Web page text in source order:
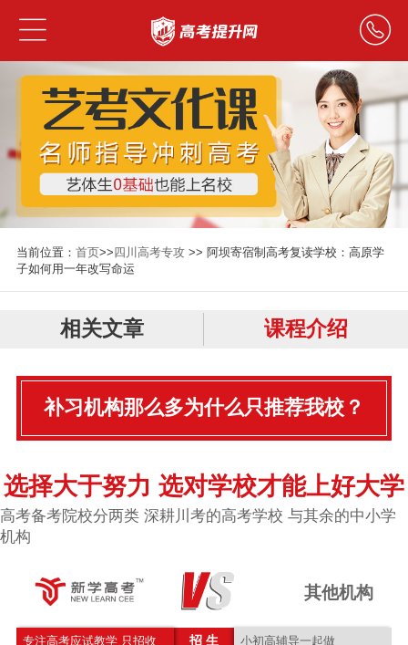
当前位置： 首页>>四川高考专攻>> 阿坝寄宿制高考复读学校：高原学
子如何用一年改写命运
相关文章 课程介绍
补习机构那么多为什么只推荐我校？
选择大于努力 选对学校才能上好大学
高考备考院校分两类 深耕川考的高考学校 与其余的中小学
机构
其他机构
专注高考应试教学 只招收
招 生
小初高辅导一起做